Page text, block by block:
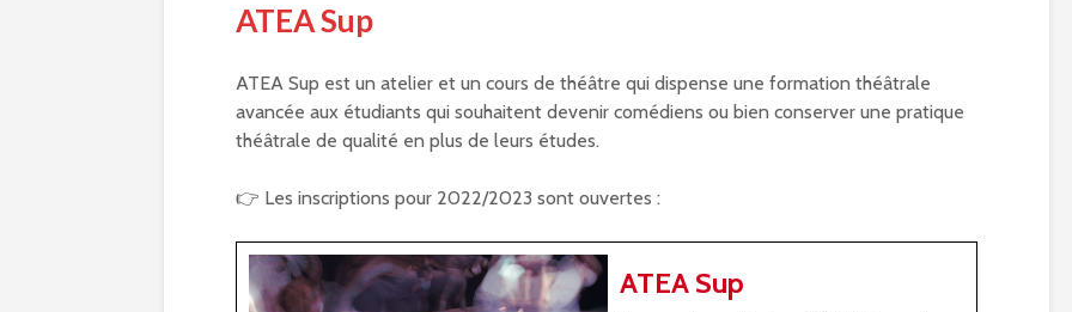
ATEA Sup
ATEA Sup est un atelier et un cours de théâtre qui dispense une formation théâtrale
avancée aux étudiants qui souhaitent devenir comédiens ou bien conserver une pratique
théâtrale de qualité en plus de leurs études.
👉 Les inscriptions pour 2022/2023 sont ouvertes :
ATEA Sup